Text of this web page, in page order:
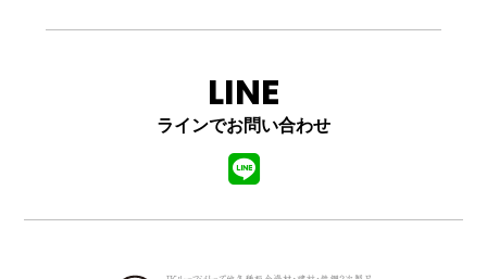
LINE
ラインでお問い合わせ